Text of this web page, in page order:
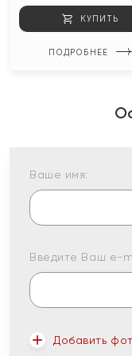
КУПИТЬ
ПОДРОБНЕЕ
Ваше имя:
Введите Ваш e-
Добавить